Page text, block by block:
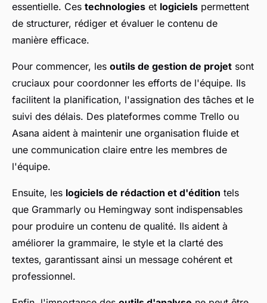
essentielle. Ces technologies et logiciels permettent
de structurer, rédiger et évaluer le contenu de
manière efficace.
Pour commencer, les outils de gestion de projet sont
cruciaux pour coordonner les efforts de l'équipe. Ils
facilitent la planification, l'assignation des tâches et le
suivi des délais. Des plateformes comme Trello ou
Asana aident à maintenir une organisation fluide et
une communication claire entre les membres de
l'équipe.
Ensuite, les logiciels de rédaction et d'édition tels
que Grammarly ou Hemingway sont indispensables
pour produire un contenu de qualité. Ils aident à
améliorer la grammaire, le style et la clarté des
textes, garantissant ainsi un message cohérent et
professionnel.